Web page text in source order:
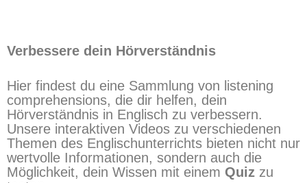
Verbessere dein Hörverständnis
Hier findest du eine Sammlung von listening
comprehensions, die dir helfen, dein
Hörverständnis in Englisch zu verbessern.
Unsere interaktiven Videos zu verschiedenen
Themen des Englischunterrichts bieten nicht nur
wertvolle Informationen, sondern auch die
Möglichkeit, dein Wissen mit einem Quiz zu